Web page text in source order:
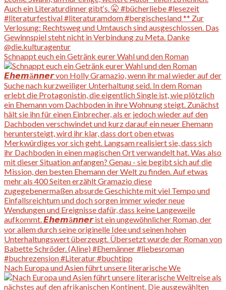
Schnappt euch ein Getränk eurer Wahl und den Roman
Nach Europa und Asien führt unsere literarische We